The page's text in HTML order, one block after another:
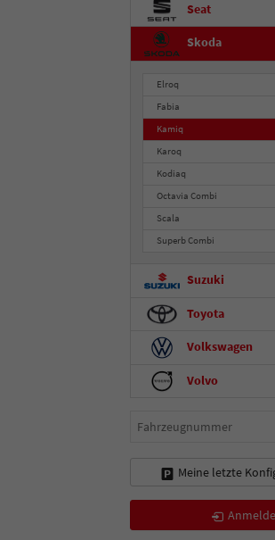
Seat
Skoda
Elroq
Fabia
Kamiq
Karoq
Kodiaq
Octavia Combi
Scala
Superb Combi
Suzuki
Toyota
Volkswagen
Volvo
Fahrzeugnummer
Meine letzte